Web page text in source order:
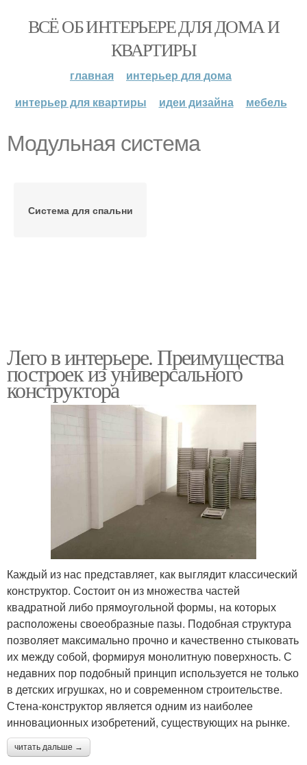
ВСЁ ОБ ИНТЕРЬЕРЕ ДЛЯ ДОМА И
КВАРТИРЫ
главная
интерьер для дома
интерьер для квартиры
идеи дизайна мебель
Модульная система
Система для спальни
Лего в интерьере. Преимущества
построек из универсального
конструктора
Каждый из нас представляет, как выглядит классический
конструктор. Состоит он из множества частей
квадратной либо прямоугольной формы, на которых
расположены своеобразные пазы. Подобная структура
позволяет максимально прочно и качественно стыковать
их между собой, формируя монолитную поверхность. С
недавних пор подобный принцип используется не только
в детских игрушках, но и современном строительстве.
Стена-конструктор является одним из наиболее
инновационных изобретений, существующих на рынке.
читать дальше →